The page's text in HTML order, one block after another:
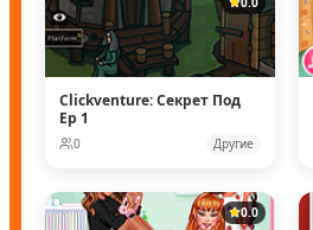
Clickventure: Секрет Под
Ep 1
0 Другие
0.0